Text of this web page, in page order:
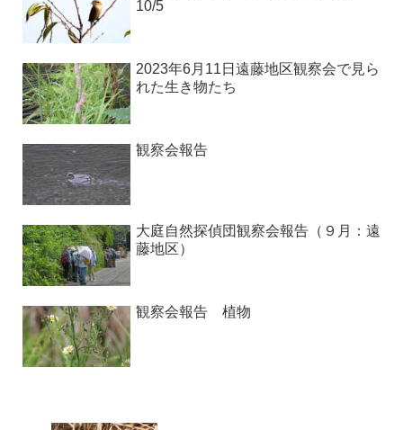
10/5
2023年6月11日遠藤地区観察会で見ら
れた生き物たち
観察会報告
大庭自然探偵団観察会報告（９月：遠
藤地区）
観察会報告 植物